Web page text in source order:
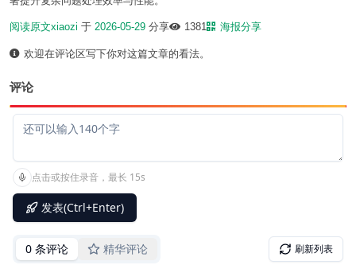
阅读原文xiaozi 于 2026-05-29 分享 1381 海报分享
欢迎在评论区写下你对这篇文章的看法。
评论